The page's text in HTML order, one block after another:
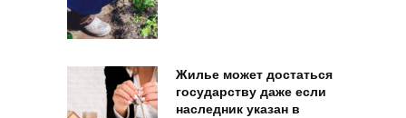
Жилье может достаться
государству даже если
наследник указан в